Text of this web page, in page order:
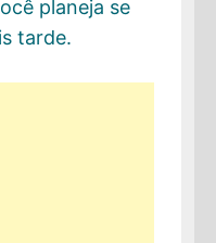
planeja se
tarde.